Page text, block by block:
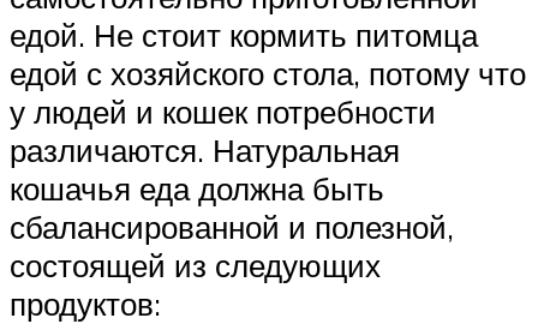
едой. Не стоит кормить питомца
едой с хозяйского стола, потому что
у людей и кошек потребности
различаются. Натуральная
кошачья еда должна быть
сбалансированной и полезной,
состоящей из следующих
продуктов: